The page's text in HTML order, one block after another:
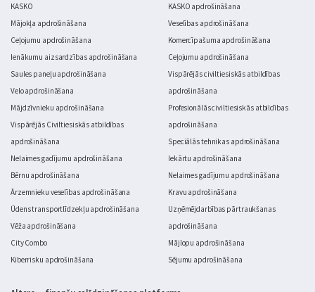
KASKO
Mājokļa apdrošināšana
Ceļojumu apdrošināšana
Ienākumu aizsardzības apdrošināšana
Saules paneļu apdrošināšana
Velo apdrošināšana
Mājdzīvnieku apdrošināšana
Vispārējās Civiltiesiskās atbildības
apdrošināšana
Nelaimes gadījumu apdrošināšana
Bērnu apdrošināšana
Ārzemnieku veselības apdrošināšana
Ūdens transportlīdzekļu apdrošināšana
Vēža apdrošināšana
City Combo
Kiberrisku apdrošināšana
KASKO apdrošināšana
Veselības apdrošināšana
Komercīpašuma apdrošināšana
Ceļojumu apdrošināšana
Vispārējās civiltiesiskās atbildības
apdrošināšana
Profesionālās civiltiesiskās atbildības
apdrošināšana
Speciālās tehnikas apdrošināšana
Iekārtu apdrošināšana
Nelaimes gadījumu apdrošināšana
Kravu apdrošināšana
Uzņēmējdarbības pārtraukšanas
apdrošināšana
Mājlopu apdrošināšana
Sējumu apdrošināšana